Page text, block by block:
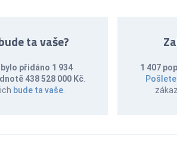
ta vaše?
přidáno 1 934
438 528 000 Kč
bude ta vaše.
1 407
Pošlete